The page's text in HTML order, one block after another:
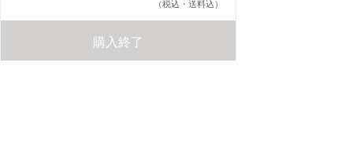
（税込・送料込）
購入終了